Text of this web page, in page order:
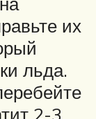
их
льда.
2-3